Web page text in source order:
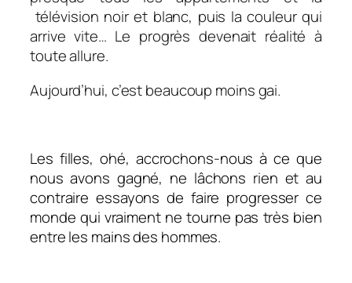
télévision noir et blanc, puis la couleur qui
arrive vite… Le progrès devenait réalité à
toute allure.
Aujourd’hui, c’est beaucoup moins gai.
Les filles, ohé, accrochons-nous à ce que
nous avons gagné, ne lâchons rien et au
contraire essayons de faire progresser ce
monde qui vraiment ne tourne pas très bien
entre les mains des hommes.